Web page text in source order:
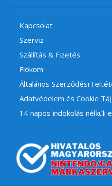
Kapcsolat
Szerviz
Szállítás & Fizetés
Fiókom
Általános Szerződési
Adatvédelem és Cookie
14 napos indokolás nélküli